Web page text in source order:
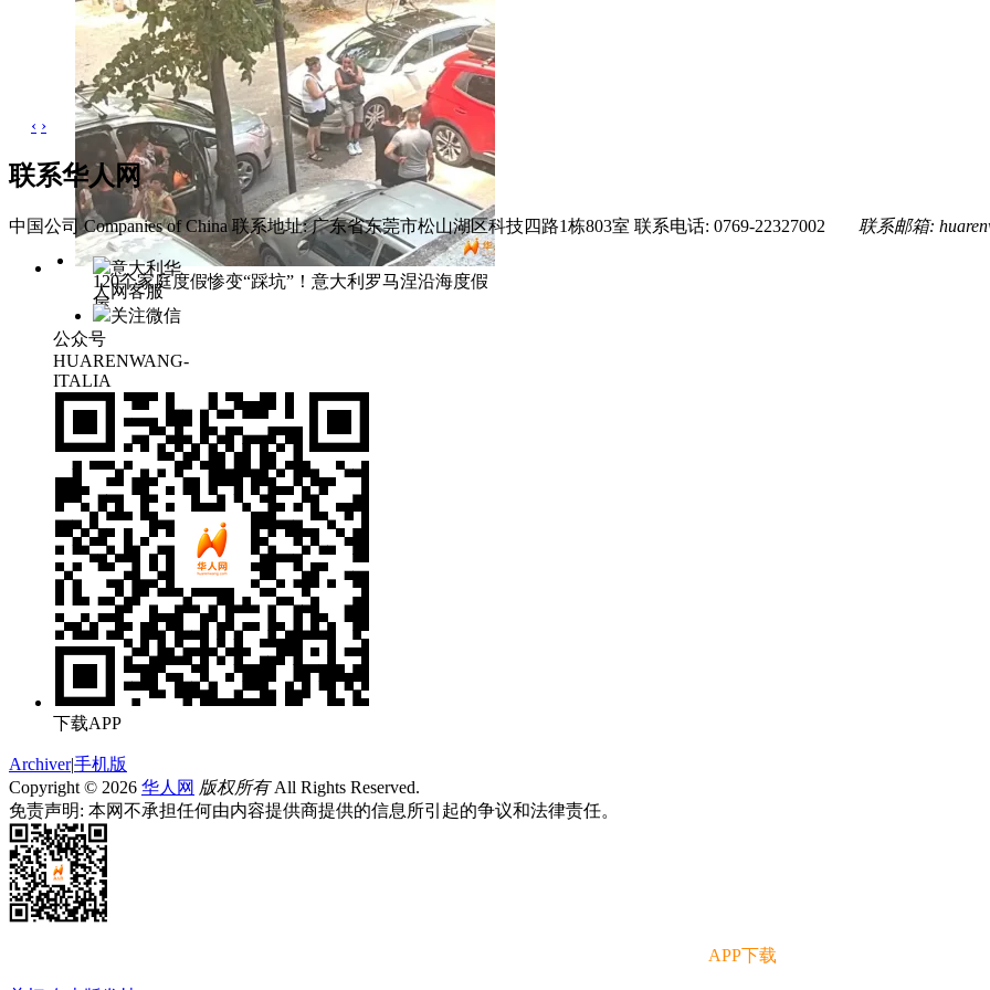
120个家庭度假惨变“踩坑”！意大利罗马涅沿海度假
屋
‹ ›
联系华人网
中国公司 Companies of China 联系地址: 广东省东莞市松山湖区科技四路1栋803室 联系电话: 0769-22327002 联系邮箱:
意大利华
人网客服
关注微信
公众号
HUARENWANG-
ITALIA
下载APP
Archiver|手机版
Copyright © 2026 华人网 版权所有All Rights Reserved.
免责声明: 本网不承担任何由内容提供商提供的信息所引起的争议和法律责任。
APP下载